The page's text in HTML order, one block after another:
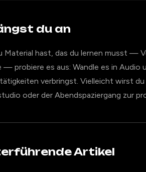
du an
Material hast, das du lernen musst —
— probiere es aus: Wandle es in Audio
verbringst. Vielleicht wirst
oder der Abendspaziergang zur
Artikel